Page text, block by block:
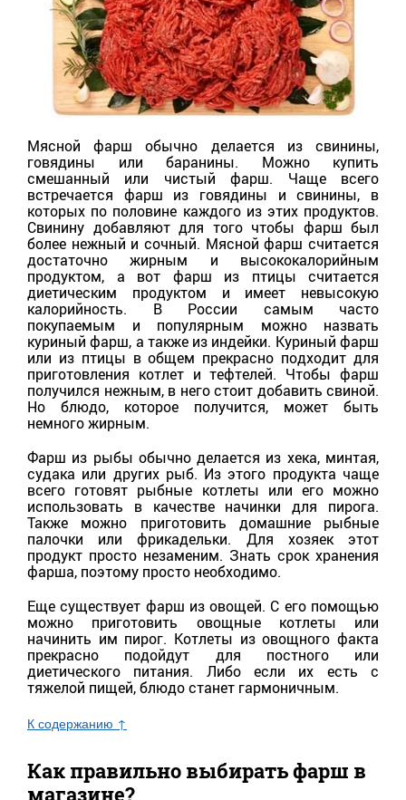
Мясной фарш обычно делается из свинины,
говядины или баранины. Можно купить
смешанный или чистый фарш. Чаще всего
встречается фарш из говядины и свинины, в
которых по половине каждого из этих продуктов.
Свинину добавляют для того чтобы фарш был
более нежный и сочный. Мясной фарш считается
достаточно жирным и высококалорийным
продуктом, а вот фарш из птицы считается
диетическим продуктом и имеет невысокую
калорийность. В России самым часто
покупаемым и популярным можно назвать
куриный фарш, а также из индейки. Куриный фарш
или из птицы в общем прекрасно подходит для
приготовления котлет и тефтелей. Чтобы фарш
получился нежным, в него стоит добавить свиной.
Но блюдо, которое получится, может быть
немного жирным.
Фарш из рыбы обычно делается из хека, минтая,
судака или других рыб. Из этого продукта чаще
всего готовят рыбные котлеты или его можно
использовать в качестве начинки для пирога.
Также можно приготовить домашние рыбные
палочки или фрикадельки. Для хозяек этот
продукт просто незаменим. Знать срок хранения
фарша, поэтому просто необходимо.
Еще существует фарш из овощей. С его помощью
можно приготовить овощные котлеты или
начинить им пирог. Котлеты из овощного факта
прекрасно подойдут для постного или
диетического питания. Либо если их есть с
тяжелой пищей, блюдо станет гармоничным.
К содержанию ↑
Как правильно выбирать фарш в
магазине?